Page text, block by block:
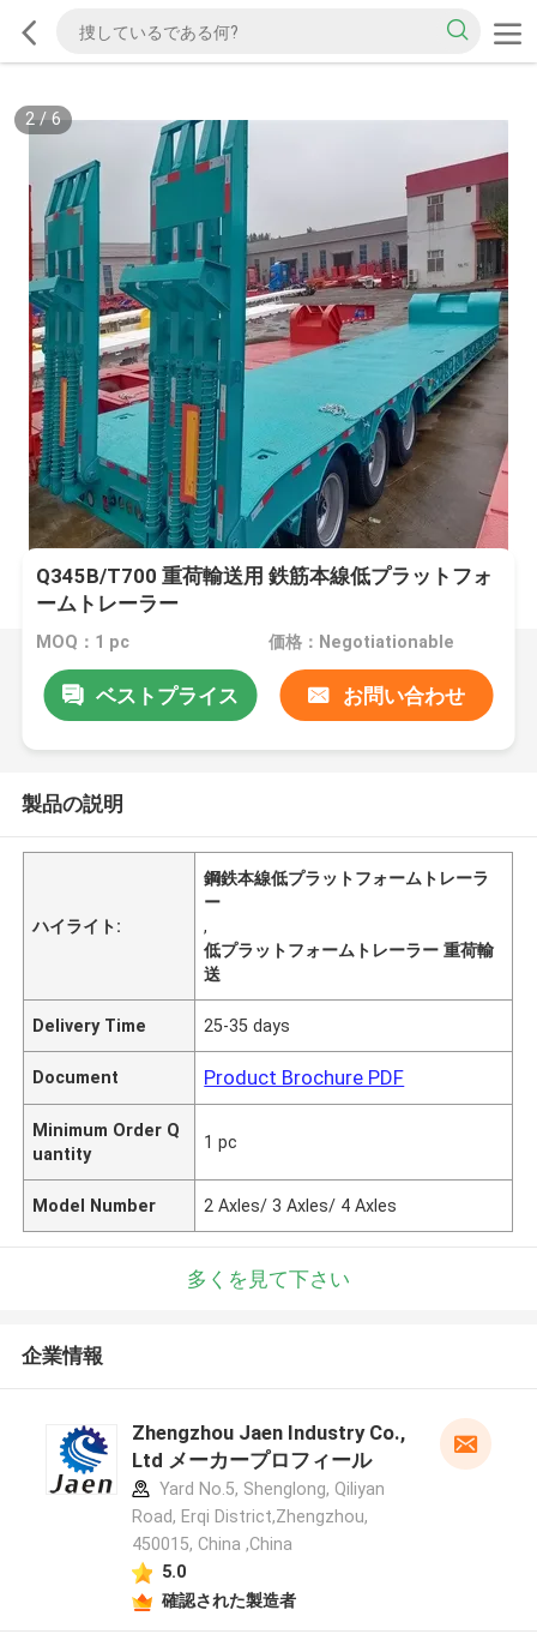
2/6
Q345B/T700 重荷輸送用 鉄筋本線低プラットフォ
ームトレーラー
MOQ：1 pc 価格：Negotiationable
ベストプライス お問い合わせ
製品の説明
ハイライト:
鋼鉄本線低プラットフォームトレーラ
ー
,
低プラットフォームトレーラー 重荷輸
送
Delivery Time 25-35 days
Document Product Brochure PDF
Minimum Order Q
uantity
1 pc
Model Number 2 Axles/ 3 Axles/ 4 Axles
多くを見て下さい
企業情報
Zhengzhou Jaen Industry Co.,
Ltd メーカープロフィール
Yard No.5, Shenglong, Qiliyan
Road, Erqi District,Zhengzhou,
450015, China ,China
5.0
確認された製造者